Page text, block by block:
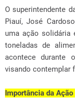
O superintendente
Piauí, José
uma ação solidária
toneladas de
acontece durante
visando contemplar
Importância da Ação